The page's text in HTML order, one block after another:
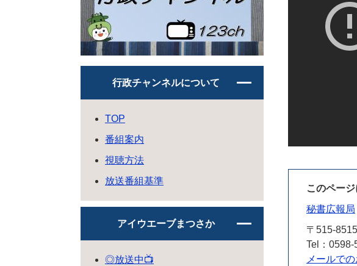
このペー
秘書広報局
〒515-8515
Tel：0598-
メールで
行政チャンネルについて
TOP
番組案内
視聴方法
放送番組基準
アイウエーブまつさか
◎放送中📺